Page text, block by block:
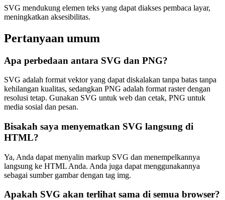
SVG mendukung elemen teks yang dapat diakses pembaca layar,
meningkatkan aksesibilitas.
Pertanyaan umum
Apa perbedaan antara SVG dan PNG?
SVG adalah format vektor yang dapat diskalakan tanpa batas tanpa
kehilangan kualitas, sedangkan PNG adalah format raster dengan
resolusi tetap. Gunakan SVG untuk web dan cetak, PNG untuk
media sosial dan pesan.
Bisakah saya menyematkan SVG langsung di
HTML?
Ya, Anda dapat menyalin markup SVG dan menempelkannya
langsung ke HTML Anda. Anda juga dapat menggunakannya
sebagai sumber gambar dengan tag img.
Apakah SVG akan terlihat sama di semua browser?